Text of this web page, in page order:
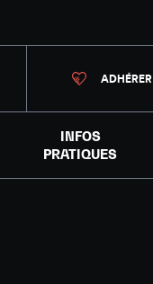
ADHÉRER
INFOS
PRATIQUES